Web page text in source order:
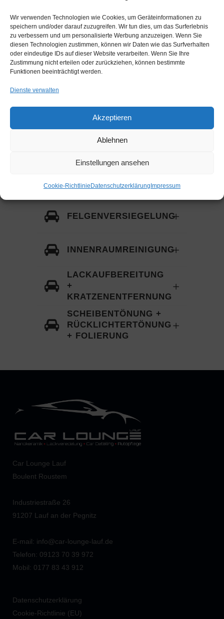
Wir verwenden Technologien wie Cookies, um Geräteinformationen zu
speichern und/oder darauf zuzugreifen. Wir tun dies, um das Surferlebnis
zu verbessern und um personalisierte Werbung anzuzeigen. Wenn Sie
diesen Technologien zustimmen, können wir Daten wie das Surfverhalten
oder eindeutige IDs auf dieser Website verarbeiten. Wenn Sie Ihre
Zustimmung nicht erteilen oder zurückziehen, können bestimmte
Funktionen beeinträchtigt werden.
Dienste verwalten
Akzeptieren
Ablehnen
Einstellungen ansehen
Cookie-RichtlinieDatenschutzerklärungImpressum
0,000.001 mm) eine äußerst glatte
und glänzende Schutz-Schicht auf
dem Lack. Wasser perlt einfach ab
(Lotuseffekt), Schmutz lässt sich
leichter entfernen (Easy-to-clean
WIE WACHSE:
GLASVERSIEGELUNG
FELGENVERSIEGELUNG
INNENRAUMREINIGUNG
LACKAUFBEREITUNG
+
KRATZENENTFERNUNG
SCHEIBENTÖNUNG +
RÜCKLICHTERTÖNUNG
+ FOLIERUNG
Car Lounge Lauf
Boulent Roustem
Industriestraße 26
91207 Lauf an der Pegnitz
E-mail: info@car-lounge-lauf.de
Telefon: 09123 70 39 972
Mobil: 0177 83 43 912
Datenschutzerklärung
Cookie-Richtlinie (EU)